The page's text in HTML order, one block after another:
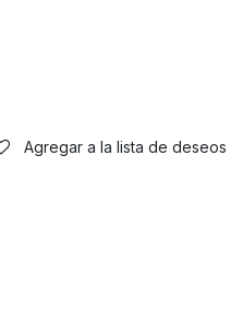
Agregar a la lista de deseos